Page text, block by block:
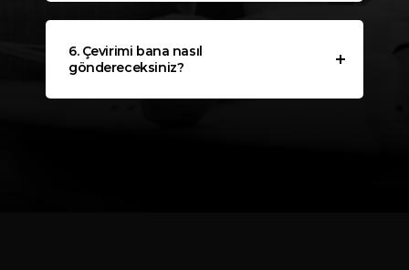
6. Çevirimi bana nasıl
göndereceksiniz?